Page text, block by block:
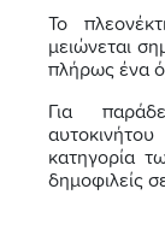
Το
μειώνεται
πλήρως ένα
Για
κατηγορία
δημοφιλείς